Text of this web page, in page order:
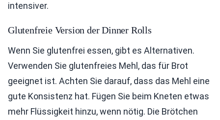
intensiver.
Glutenfreie Version der Dinner Rolls
Wenn Sie glutenfrei essen, gibt es Alternativen.
Verwenden Sie glutenfreies Mehl, das für Brot
geeignet ist. Achten Sie darauf, dass das Mehl eine
gute Konsistenz hat. Fügen Sie beim Kneten etwas
mehr Flüssigkeit hinzu, wenn nötig. Die Brötchen